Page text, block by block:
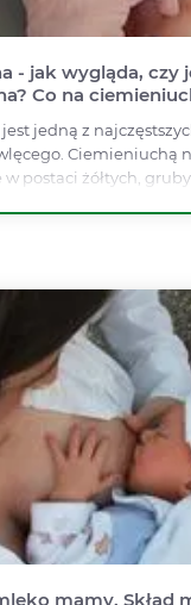
- jak wygląda, czy
Co na
jedną z
Ciemieniuchą
postaci żółtych,
polegająca
łuski. Jakie
Jakich błędów
mamy. Skład